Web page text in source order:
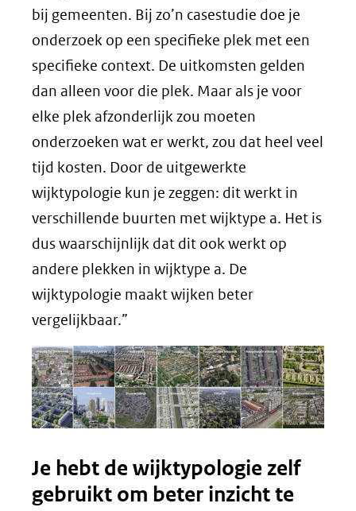
bij gemeenten. Bij zo’n casestudie doe je
onderzoek op een specifieke plek met een
specifieke context. De uitkomsten gelden
dan alleen voor die plek. Maar als je voor
elke plek afzonderlijk zou moeten
onderzoeken wat er werkt, zou dat heel veel
tijd kosten. Door de uitgewerkte
wijktypologie kun je zeggen: dit werkt in
verschillende buurten met wijktype a. Het is
dus waarschijnlijk dat dit ook werkt op
andere plekken in wijktype a. De
wijktypologie maakt wijken beter
vergelijkbaar.”
Je hebt de wijktypologie zelf
gebruikt om beter inzicht te